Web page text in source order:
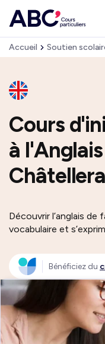
Accueil Soutien
Cours
à
Découvrir l’anglais de
vocabulaire et
Bénéficiez du